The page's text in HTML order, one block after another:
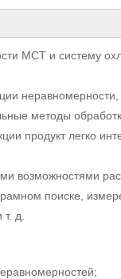
MCT и систему
неравномерности,
методы
продукт легко
возможностями
поиске,
д.